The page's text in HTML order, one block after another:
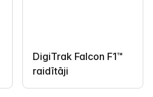
DigiTrak Falcon F1™
raidītāji